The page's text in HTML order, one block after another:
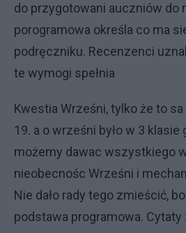
do przygotowani auczniów do
porogramowa określa co ma
podręczniku. Recenzenci
te wymogi spełnia
Kwestia Wrześni, tylko że to
19. a o wrześni było w 3
możemy dawac wszystkiego
nieobecnośc Wrześni i
Nie dało rady tego zmieścić,
podstawa programowa. Cytaty